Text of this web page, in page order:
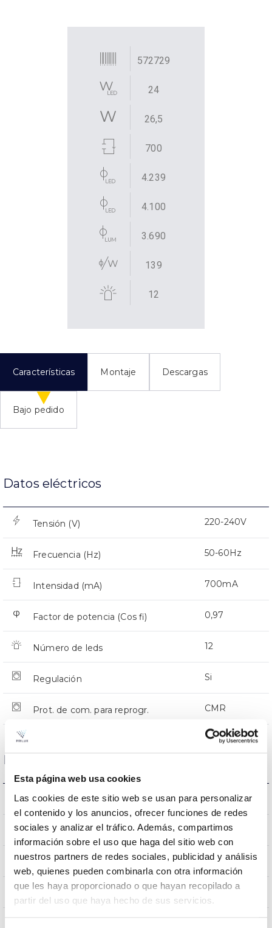
Esta página web usa cookies
Las cookies de este sitio web se usan para personalizar
el contenido y los anuncios, ofrecer funciones de redes
sociales y analizar el tráfico. Además, compartimos
información sobre el uso que haga del sitio web con
nuestros partners de redes sociales, publicidad y análisis
web, quienes pueden combinarla con otra información
que les haya proporcionado o que hayan recopilado a
partir del uso que haya hecho de sus servicios.
572729
24
26,5
700
4.239
4.100
3.690
139
12
Características Montaje Descargas
Bajo pedido
Datos eléctricos
Tensión (V) 220-240V
Frecuencia (Hz) 50-60Hz
Intensidad (mA) 700mA
Factor de potencia (Cos fi) 0,97
Número de leds 12
Regulación Si
Prot. de com. para reprogr. CMR
Dimensiones y Montaje
Montaje Montaje en Báculo
Resistencia al Viento 0,231m2
Peso 9Kg
Dimensiones 620x295x145mm